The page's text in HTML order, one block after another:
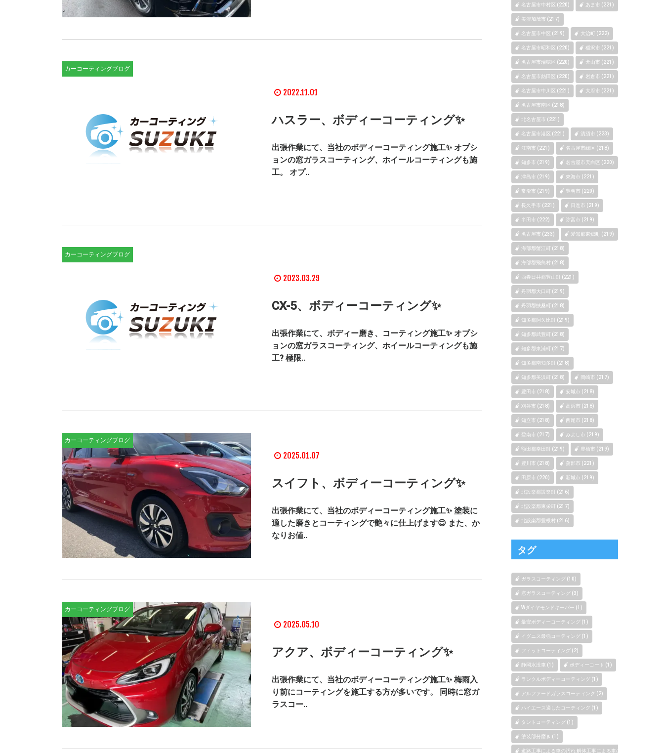
カーコーティングブログ
2022.11.01
ハスラー、ボディーコーティング✨
出張作業にて、当社のボディーコーティング施工✨ オプシ
ョンの窓ガラスコーティング、ホイールコーティングも施
工。 オプ..
カーコーティングブログ
2023.03.29
CX-5、ボディーコーティング✨
出張作業にて、ボディー磨き、コーティング施工✨ オプシ
ョンの窓ガラスコーティング、ホイールコーティングも施
工? 極限..
カーコーティングブログ
2025.01.07
スイフト、ボディーコーティング✨
出張作業にて、当社のボディーコーティング施工✨ 塗装に
適した磨きとコーティングで艶々に仕上げます😊 また、か
なりお値..
カーコーティングブログ
2025.05.10
アクア、ボディーコーティング✨
出張作業にて、当社のボディーコーティング施工✨ 梅雨入
り前にコーティングを施工する方が多いです。 同時に窓ガ
ラスコー..
名古屋市中村区 (220) あま市 (221)
美濃加茂市 (217)
名古屋市中区 (219) 大治町 (222)
名古屋市昭和区 (220) 稲沢市 (221)
名古屋市瑞穂区 (220) 犬山市 (221)
名古屋市熱田区 (220) 岩倉市 (221)
名古屋市中川区 (221) 大府市 (221)
名古屋市南区 (218)
北名古屋市 (221)
名古屋市港区 (221) 清須市 (223)
江南市 (221) 名古屋市緑区 (218)
知多市 (219) 名古屋市天白区 (220)
津島市 (219) 東海市 (221)
常滑市 (219) 豊明市 (220)
長久手市 (221) 日進市 (219)
半田市 (222) 弥富市 (219)
名古屋市 (233) 愛知郡東郷町 (219)
海部郡蟹江町 (218)
海部郡飛鳥村 (218)
西春日井郡豊山町 (221)
丹羽郡大口町 (219)
丹羽郡扶桑町 (218)
知多郡阿久比町 (219)
知多郡武豊町 (218)
知多郡東浦町 (217)
知多郡南知多町 (218)
知多郡美浜町 (218) 岡崎市 (217)
豊田市 (218) 安城市 (218)
刈谷市 (218) 高浜市 (218)
知立市 (218) 西尾市 (218)
碧南市 (217) みよし市 (219)
額田郡幸田町 (219) 豊橋市 (219)
豊川市 (218) 蒲郡市 (221)
田原市 (220) 新城市 (219)
北設楽郡設楽町 (216)
北設楽郡東栄町 (217)
北設楽郡豊根村 (216)
タグ
ガラスコーティング (10)
窓ガラスコーティング (3)
Wダイヤモンドキーパー (1)
最安ボディーコーティング (1)
イグニス最強コーティング (1)
フィットコーティング (2)
静岡水没車 (1) ボディーコート (1)
ランクルボディーコーティング (1)
アルファードガラスコーティング (2)
ハイエース適したコーティング (1)
タントコーティング (1)
塗装部分磨き (1)
道路工事による車の汚れ 解体工事による車の汚れ 新築、マン